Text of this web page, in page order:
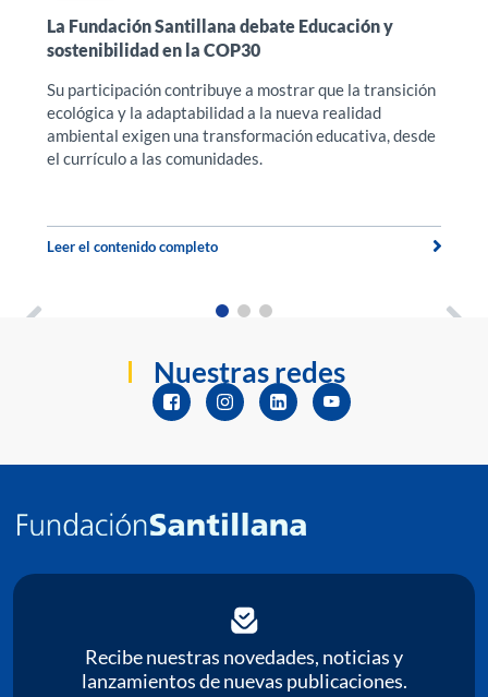
La Fundación Santillana debate Educación y
sostenibilidad en la COP30
Su participación contribuye a mostrar que la transición
ecológica y la adaptabilidad a la nueva realidad
ambiental exigen una transformación educativa, desde
el currículo a las comunidades.
Leer el contenido completo
Nuestras redes
Recibe nuestras novedades, noticias y
lanzamientos de nuevas publicaciones.